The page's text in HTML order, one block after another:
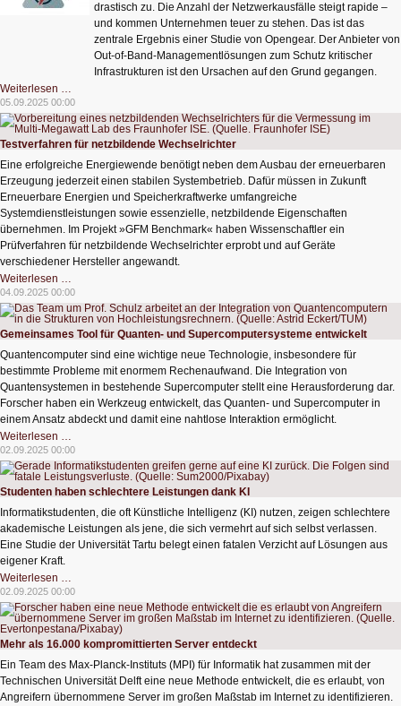
drastisch zu. Die Anzahl der Netzwerkausfälle steigt rapide –
und kommen Unternehmen teuer zu stehen. Das ist das
zentrale Ergebnis einer Studie von Opengear. Der Anbieter von
Out-of-Band-Managementlösungen zum Schutz kritischer
Infrastrukturen ist den Ursachen auf den Grund gegangen.
Weiterlesen …
Downtimes
nehmen
drastisch
zu
05.09.2025 00:00
Testverfahren für netzbildende Wechselrichter
Eine erfolgreiche Energiewende benötigt neben dem Ausbau der erneuerbaren
Erzeugung jederzeit einen stabilen Systembetrieb. Dafür müssen in Zukunft
Erneuerbare Energien und Speicherkraftwerke umfangreiche
Systemdienstleistungen sowie essenzielle, netzbildende Eigenschaften
übernehmen. Im Projekt »GFM Benchmark« haben Wissenschaftler ein
Prüfverfahren für netzbildende Wechselrichter erprobt und auf Geräte
verschiedener Hersteller angewandt.
Weiterlesen …
für
netzbildende
Wechselrichter
04.09.2025 00:00
Gemeinsames Tool für Quanten- und Supercomputersysteme entwickelt
Quantencomputer sind eine wichtige neue Technologie, insbesondere für
bestimmte Probleme mit enormem Rechenaufwand. Die Integration von
Quantensystemen in bestehende Supercomputer stellt eine Herausforderung dar.
Forscher haben ein Werkzeug entwickelt, das Quanten- und Supercomputer in
einem Ansatz abdeckt und damit eine nahtlose Interaktion ermöglicht.
Weiterlesen …
Tool
für
Quanten-
und
Supercomputersysteme
02.09.2025 00:00
Studenten haben schlechtere Leistungen dank KI
Informatikstudenten, die oft Künstliche Intelligenz (KI) nutzen, zeigen schlechtere
akademische Leistungen als jene, die sich vermehrt auf sich selbst verlassen.
Eine Studie der Universität Tartu belegt einen fatalen Verzicht auf Lösungen aus
eigener Kraft.
Weiterlesen …
haben
schlechtere
Leistungen
dank
KI
02.09.2025 00:00
Mehr als 16.000 kompromittierten Server entdeckt
Ein Team des Max-Planck-Instituts (MPI) für Informatik hat zusammen mit der
Technischen Universität Delft eine neue Methode entwickelt, die es erlaubt, von
Angreifern übernommene Server im großen Maßstab im Internet zu identifizieren.